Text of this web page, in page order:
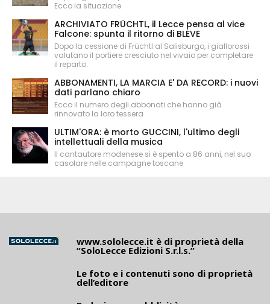
Ecco la situazione
ARCHIVIATO FRÜCHTL, il Lecce pensa al vice
Falcone: spunta il ritorno di BLEVE
Dopo la cessione di Früchtl al Salisburgo, i giallorossi
valutano il portiere cresciuto nel vivaio per completare
il reparto.
ABBONAMENTI, LA MARCIA E' DA RECORD: i nuovi
dati parlano chiaro
Ecco il numero degli abbonati che hanno già
rinnovato la loro tessera
ULTIM'ORA: è morto GUCCINI, l'ultimo degli
intellettuali della musica
Il cantautore modenese si è spento a 86 anni, nel suo
casolare nelle campagne toscane
www.sololecce.it è di proprietà della
“SoloLecce Edizioni S.r.l.s.”
Le foto e i contenuti sono di proprietà
dell’editore